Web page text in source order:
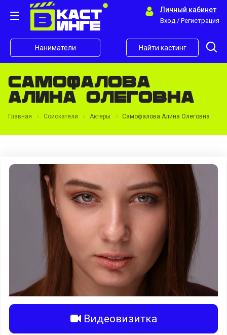
Личный кабинет
Вход / Регистрация
Наниматели Найти кастинг
Самофалова
Алина Олеговна
Главная Соискатели Актеры Самофалова Алина Олеговна
Видеовизитка